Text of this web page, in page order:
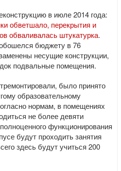
в июле 2014 года:
обветшало, перекрытия и
обваливалась штукатурка.
бюджету в 76
несущие конструкции,
подвальные помещения.
было принято
образовательному
нормам, в помещениях
не более девяти
функционирования
будут проходить занятия
здесь будут учиться 200